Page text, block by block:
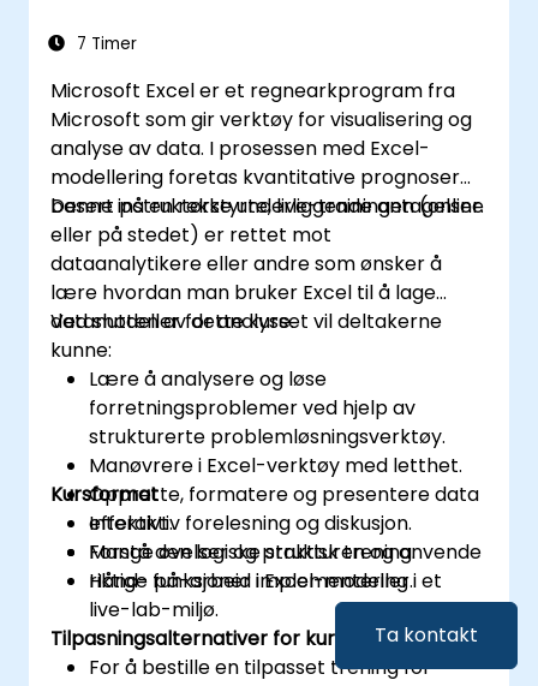
Ta kontakt
og databeskyttelsestiltak i Microsoft 365.
administrasjon og sikkerhet.
7 Timer
Microsoft Excel er et regnearkprogram fra
Microsoft som gir verktøy for visualisering og
analyse av data. I prosessen med Excel-
modellering foretas kvantitative prognoser
basert på en rekke underliggende antagelser.
Denne instruktørstyrte, live-trainingen (online
eller på stedet) er rettet mot
dataanalytikere eller andre som ønsker å
lære hvordan man bruker Excel til å lage
datamodeller for analyse.
Ved slutten av dette kurset vil deltakerne
kunne:
Lære å analysere og løse
forretningsproblemer ved hjelp av
strukturerte problemløsningsverktøy.
Manøvrere i Excel-verktøy med letthet.
Opprette, formatere og presentere data
effektivt.
Forstå den logiske strukturen og anvende
riktige funksjoner i Excel-modeller.
Kursformat
Interaktiv forelesning og diskusjon.
Mange øvelser og praktisk trening.
Hånd- på-arbeid implementering i et
live-lab-miljø.
Tilpasningsalternativer for kurset
For å bestille en tilpasset trening for